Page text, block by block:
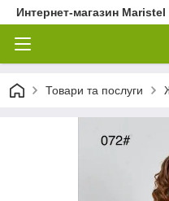
Интернет-магазин Maristel
Товари та послуги